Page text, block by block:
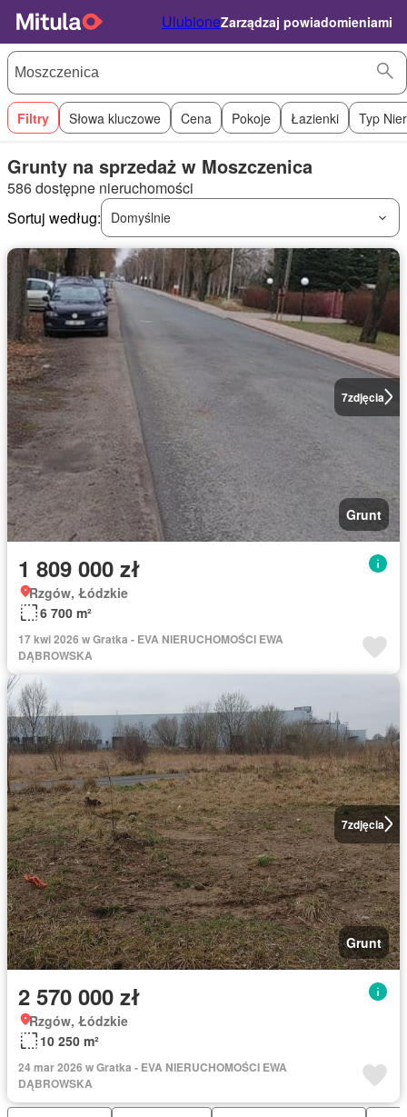
UlubioneZarządzaj powiadomieniami
Filtry Słowa kluczowe Cena Pokoje Łazienki Typ
Grunty na sprzedaż w Moszczenica
586 dostępne nieruchomości
Sortuj według:
Domyślnie
7zdjęcia
Grunt
1 809 000 zł
Rzgów, Łódzkie
6 700 m²
17 kwi 2026 w Gratka - EVA NIERUCHOMOŚCI EWA
DĄBROWSKA
7zdjęcia
Grunt
2 570 000 zł
Rzgów, Łódzkie
10 250 m²
24 mar 2026 w Gratka - EVA NIERUCHOMOŚCI EWA
DĄBROWSKA